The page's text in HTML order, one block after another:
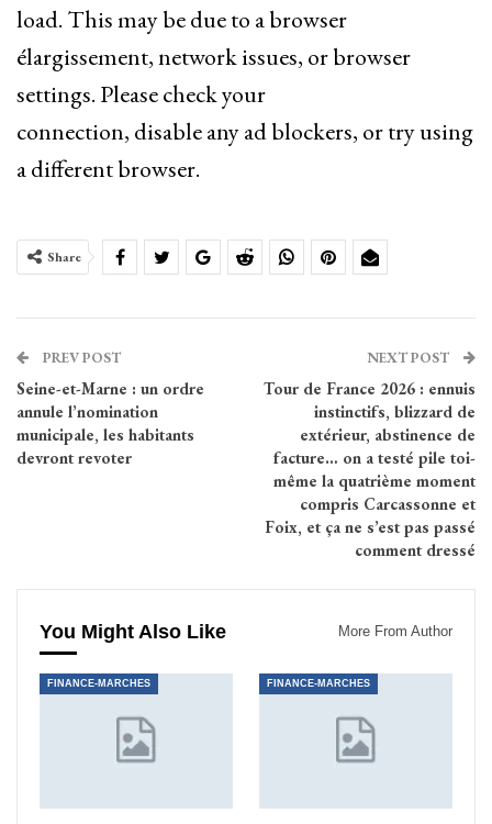
load. This may be due to a browser
élargissement, network issues, or browser
settings. Please check your
connection, disable any ad blockers, or try using
a different browser.
Share
PREV POST
Seine-et-Marne : un ordre
annule l’nomination
municipale, les habitants
devront revoter
NEXT POST
Tour de France 2026 : ennuis
instinctifs, blizzard de
extérieur, abstinence de
facture… on a testé pile toi-
même la quatrième moment
compris Carcassonne et
Foix, et ça ne s’est pas passé
comment dressé
You Might Also Like More From Author
FINANCE-MARCHES FINANCE-MARCHES